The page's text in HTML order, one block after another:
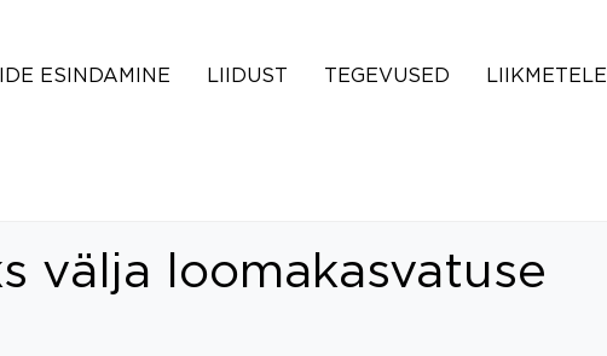
ESINDAMINE LIIDUST TEGEVUSED LIIKMETELE
välja loomakasvatuse